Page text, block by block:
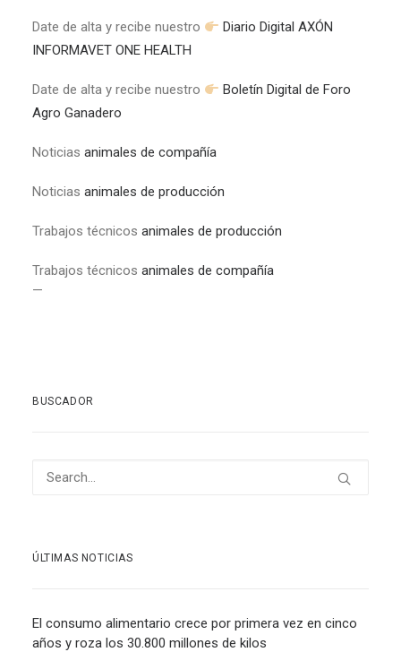
Date de alta y recibe nuestro
Diario Digital AXÓN
INFORMAVET ONE HEALTH
Date de alta y recibe nuestro
Boletín Digital de Foro
Agro Ganadero
Noticias animales de compañía
Noticias animales de producción
Trabajos técnicos animales de producción
Trabajos técnicos animales de compañía
—
BUSCADOR
ÚLTIMAS NOTICIAS
El consumo alimentario crece por primera vez en cinco
años y roza los 30.800 millones de kilos